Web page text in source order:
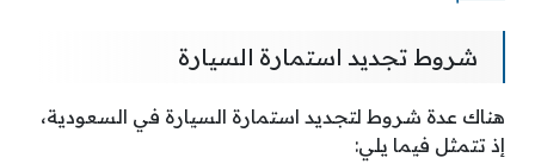
شروط تجديد استمارة السيارة
هناك عدة شروط لتجديد استمارة السيارة في السعودية،
إذ تتمثل فيما يلي: